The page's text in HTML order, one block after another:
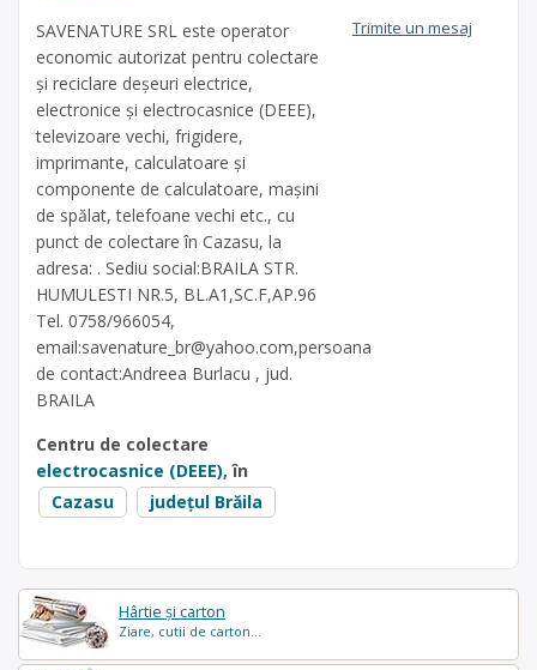
Hârtie și carton
Ziare, cutii de carton...
SAVENATURE SRL este operator
economic autorizat pentru colectare
și reciclare deșeuri electrice,
electronice și electrocasnice (DEEE),
televizoare vechi, frigidere,
imprimante, calculatoare și
componente de calculatoare, mașini
de spălat, telefoane vechi etc., cu
punct de colectare în Cazasu, la
adresa: . Sediu social:BRAILA STR.
HUMULESTI NR.5, BL.A1,SC.F,AP.96
Tel. 0758/966054,
email:savenature_br@yahoo.com,persoana
de contact:Andreea Burlacu , jud.
BRAILA
Centru de colectare
electrocasnice (DEEE), în
Cazasu
județul Brăila
Trimite un mesaj